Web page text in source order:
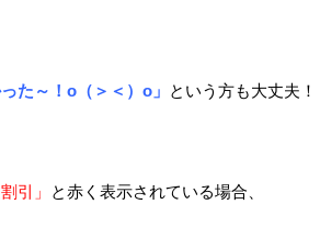
た～！o（＞＜）o」 という方も大丈夫！
引」 と赤く表示されている場合、